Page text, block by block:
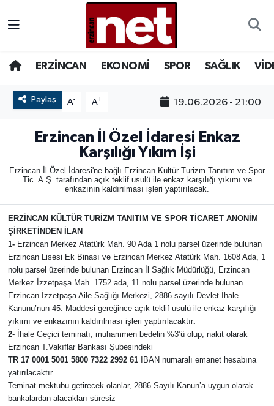
ERZİNCAN EKONOMİ SPOR SAĞLIK
Paylaş A- A+ 19.06.2026 - 21:00
Erzincan İl Özel İdaresi Enkaz
Karşılığı Yıkım İşi
Erzincan İl Özel İdaresi'ne bağlı Erzincan Kültür Turizm Tanıtım ve Spor
Tic. A.Ş. tarafından açık teklif usulü ile enkaz karşılığı yıkımı ve
enkazının kaldırılması işleri yaptırılacak.
ERZİNCAN KÜLTÜR TURİZM TANITIM VE SPOR TİCARET ANONİM
ŞİRKETİNDEN İLAN
1- Erzincan Merkez Atatürk Mah. 90 Ada 1 nolu parsel üzerinde bulunan
Erzincan Lisesi Ek Binası ve Erzincan Merkez Atatürk Mah. 1608 Ada, 1
nolu parsel üzerinde bulunan Erzincan İl Sağlık Müdürlüğü, Erzincan
Merkez İzzetpaşa Mah. 1752 ada, 11 nolu parsel üzerinde bulunan
Erzincan İzzetpaşa Aile Sağlığı Merkezi, 2886 sayılı Devlet İhale
Kanunu’nun 45. Maddesi gereğince açık teklif usulü ile enkaz karşılığı
yıkımı ve enkazının kaldırılması işleri yaptırılacaktır.
2- İhale Geçici teminatı, muhammen bedelin %3’ü olup, nakit olarak
Erzincan T.Vakıflar Bankası Şubesindeki
TR 17 0001 5001 5800 7322 2992 61IBAN numaralı emanet hesabına
yatırılacaktır.
Teminat mektubu getirecek olanlar, 2886 Sayılı Kanun’a uygun olarak
bankalardan alacakları süresiz
AKADEMİK YAZILAR
BÖLGE
EĞİTİM
EKONOMİ
GAZETEMİZ
GÜNCEL
İLAN
İLÇELER
ÖZEL HABER
SAĞLIK
SİYASET
Merkez Nöbetçi Eczaneler
Merkez Trafik Yoğunluk Haritası
Süper Lig Puan Durumu ve Fikstür
Tüm Manşetler
Son Dakika Haberleri
Haber Arşivi